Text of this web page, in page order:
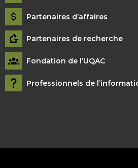
Partenaires d’affaires
Partenaires de recherche
Fondation de l’UQAC
Professionnels de